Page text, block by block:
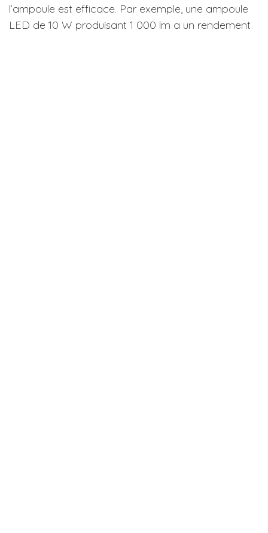
l’ampoule est efficace. Par exemple, une ampoule
LED de 10 W produisant 1 000 lm a un rendement